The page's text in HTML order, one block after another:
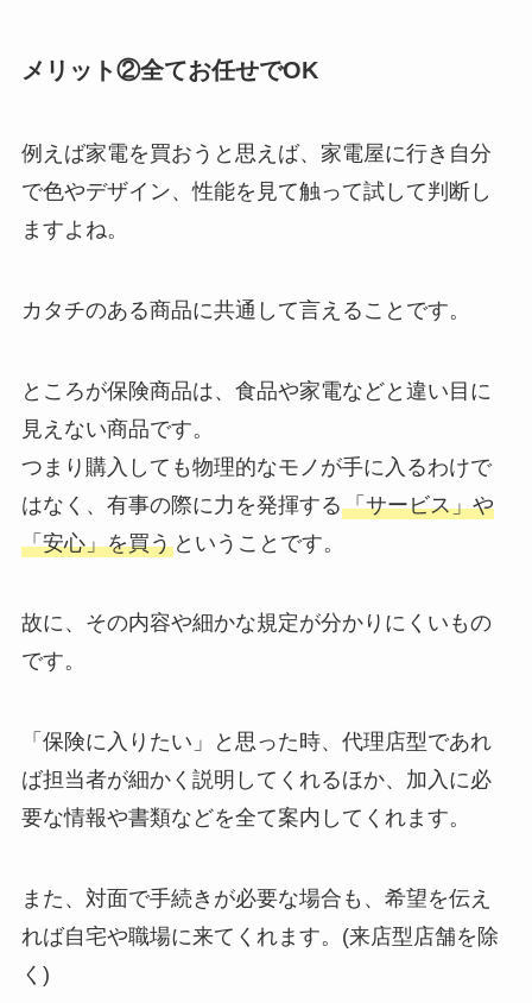
メリット②全てお任せでOK
例えば家電を買おうと思えば、家電屋に行き自分
で色やデザイン、性能を見て触って試して判断し
ますよね。
カタチのある商品に共通して言えることです。
ところが保険商品は、食品や家電などと違い目に
見えない商品です。
つまり購入しても物理的なモノが手に入るわけで
はなく、有事の際に力を発揮する「サービス」や
「安心」を買うということです。
故に、その内容や細かな規定が分かりにくいもの
です。
「保険に入りたい」と思った時、代理店型であれ
ば担当者が細かく説明してくれるほか、加入に必
要な情報や書類などを全て案内してくれます。
また、対面で手続きが必要な場合も、希望を伝え
れば自宅や職場に来てくれます。(来店型店舗を除
く)